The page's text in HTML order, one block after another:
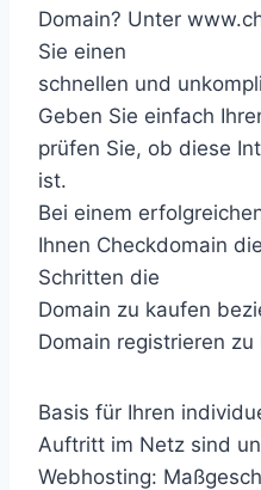
Domain? Unter
Sie einen
schnellen und
Geben Sie einfach
prüfen Sie, ob diese
ist.
Bei einem
Ihnen Checkdomain
Schritten die
Domain zu kaufen
Domain registrieren zu
Basis für Ihren
Auftritt im Netz sind
Webhosting: